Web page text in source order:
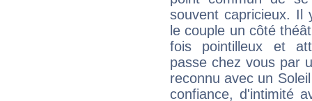
souvent capricieux. Il
le couple un côté
fois pointilleux et
passe chez vous par
reconnu avec un
confiance, d'intimité